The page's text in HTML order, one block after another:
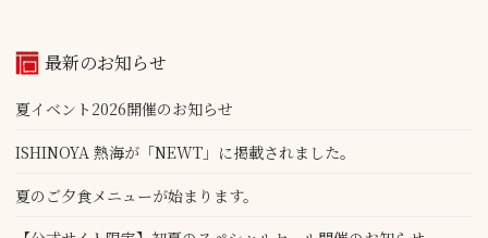
最新のお知らせ
夏イベント2026開催のお知らせ
ISHINOYA 熱海が「NEWT」に掲載されました。
夏のご夕食メニューが始まります。